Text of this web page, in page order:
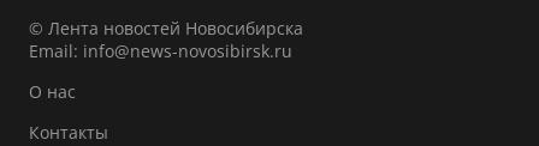
© Лента новостей Новосибирска
Email: info@news-novosibirsk.ru
О нас
Контакты